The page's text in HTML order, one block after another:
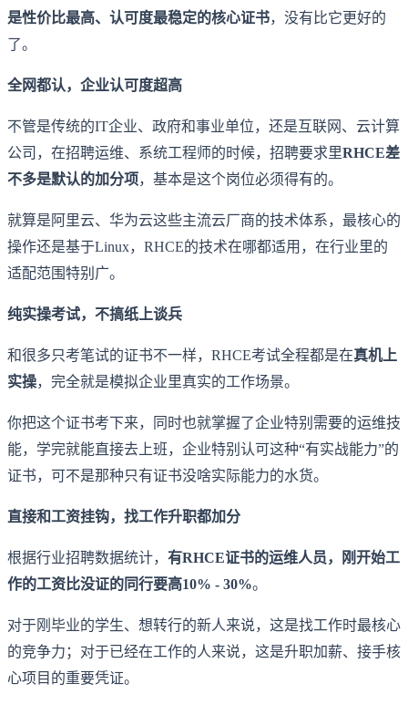
是性价比最高、认可度最稳定的核心证书，没有比它更好的
了。
全网都认，企业认可度超高
不管是传统的IT企业、政府和事业单位，还是互联网、云计算
公司，在招聘运维、系统工程师的时候，招聘要求里RHCE差
不多是默认的加分项，基本是这个岗位必须得有的。
就算是阿里云、华为云这些主流云厂商的技术体系，最核心的
操作还是基于Linux，RHCE的技术在哪都适用，在行业里的
适配范围特别广。
纯实操考试，不搞纸上谈兵
和很多只考笔试的证书不一样，RHCE考试全程都是在真机上
实操，完全就是模拟企业里真实的工作场景。
你把这个证书考下来，同时也就掌握了企业特别需要的运维技
能，学完就能直接去上班，企业特别认可这种“有实战能力”的
证书，可不是那种只有证书没啥实际能力的水货。
直接和工资挂钩，找工作升职都加分
根据行业招聘数据统计， 有RHCE证书的运维人员，刚开始工
作的工资比没证的同行要高10% - 30%。
对于刚毕业的学生、想转行的新人来说，这是找工作时最核心
的竞争力；对于已经在工作的人来说，这是升职加薪、接手核
心项目的重要凭证。